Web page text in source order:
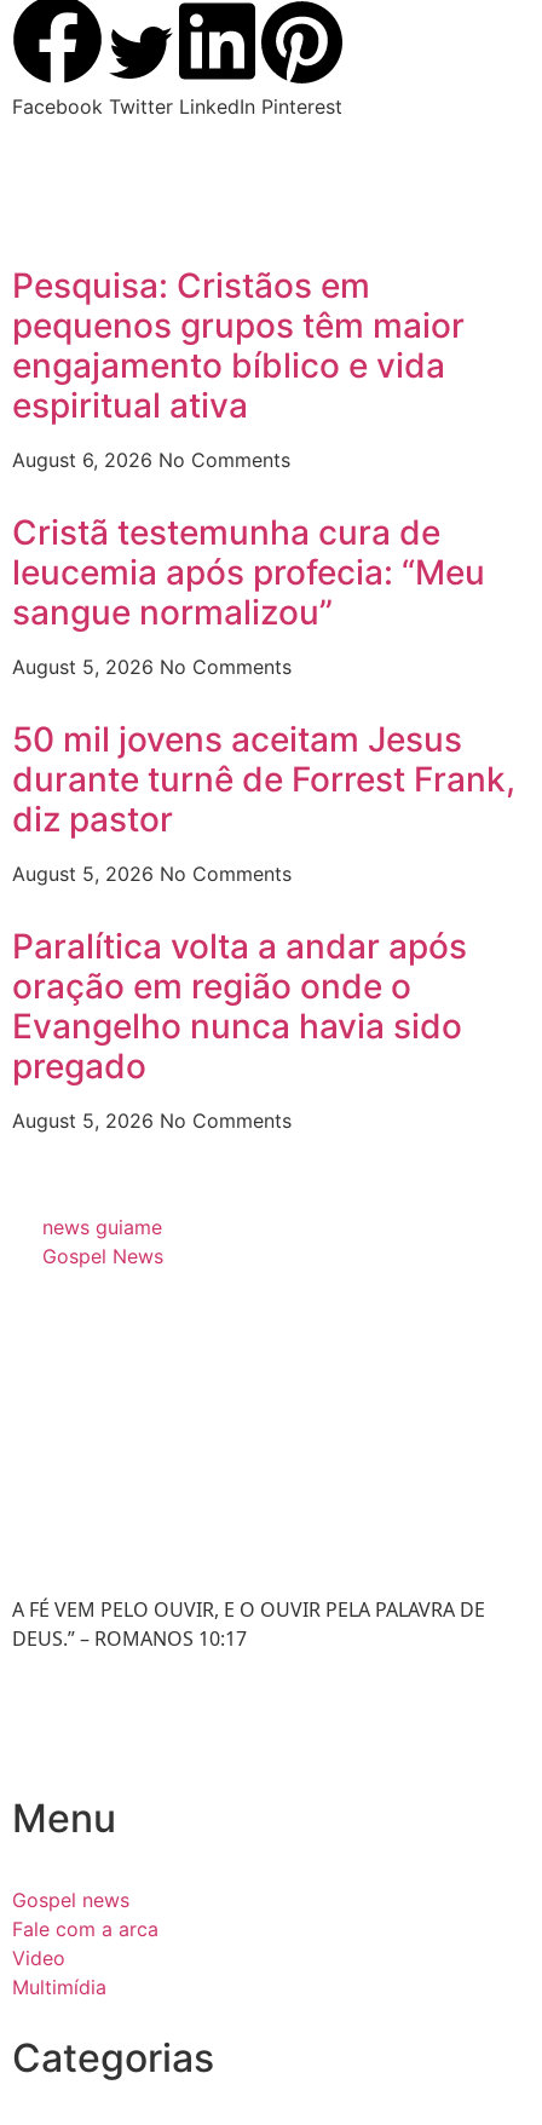
Facebook Twitter LinkedIn Pinterest
Pesquisa: Cristãos em
pequenos grupos têm maior
engajamento bíblico e vida
espiritual ativa
August 6, 2026 No Comments
Cristã testemunha cura de
leucemia após profecia: “Meu
sangue normalizou”
August 5, 2026 No Comments
50 mil jovens aceitam Jesus
durante turnê de Forrest Frank,
diz pastor
August 5, 2026 No Comments
Paralítica volta a andar após
oração em região onde o
Evangelho nunca havia sido
pregado
August 5, 2026 No Comments
news guiame
Gospel News
A FÉ VEM PELO OUVIR, E O OUVIR PELA PALAVRA DE
DEUS.” – ROMANOS 10:17
Menu
Gospel news
Fale com a arca
Video
Multimídia
Categorias